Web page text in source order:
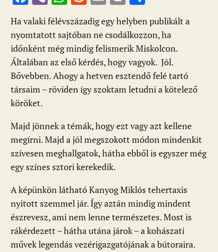
ac
e
b
o
o
k
b
er at
s
A
p
p
e
d
di
t
m
ai
l
in
t za
m
e
g
Ha valaki félévszázadig egy helyben publikált a
nyomtatott sajtóban ne csodálkozzon, ha
időnként még mindig felismerik Miskolcon.
Általában az első kérdés, hogy vagyok. Jól.
Bővebben. Ahogy a hetven esztendő felé tartó
társaim – röviden így szoktam letudni a kötelező
köröket.
Majd jönnek a témák, hogy ezt vagy azt kellene
megírni. Majd a jól megszokott módon mindenkit
szívesen meghallgatok, hátha ebből is egyszer még
egy színes sztori kerekedik.
A képünkön látható Kanyog Miklós tehertaxis
nyitott szemmel jár. Így aztán mindig mindent
észrevesz, ami nem lenne természetes. Most is
rákérdezett – hátha utána járok – a kohászati
művek legendás vezérigazgatójának a bútoraira.